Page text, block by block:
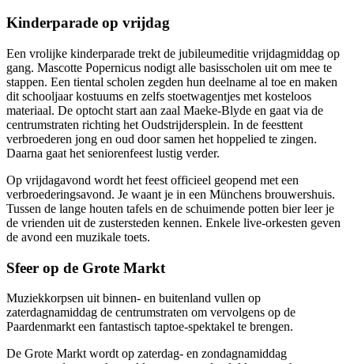
Kinderparade op vrijdag
Een vrolijke kinderparade trekt de jubileumeditie vrijdagmiddag op
gang. Mascotte Popernicus nodigt alle basisscholen uit om mee te
stappen. Een tiental scholen zegden hun deelname al toe en maken
dit schooljaar kostuums en zelfs stoetwagentjes met kosteloos
materiaal. De optocht start aan zaal Maeke-Blyde en gaat via de
centrumstraten richting het Oudstrijdersplein. In de feesttent
verbroederen jong en oud door samen het hoppelied te zingen.
Daarna gaat het seniorenfeest lustig verder.
Op vrijdagavond wordt het feest officieel geopend met een
verbroederingsavond. Je waant je in een Münchens brouwershuis.
Tussen de lange houten tafels en de schuimende potten bier leer je
de vrienden uit de zustersteden kennen. Enkele live-orkesten geven
de avond een muzikale toets.
Sfeer op de Grote Markt
Muziekkorpsen uit binnen- en buitenland vullen op
zaterdagnamiddag de centrumstraten om vervolgens op de
Paardenmarkt een fantastisch taptoe-spektakel te brengen.
De Grote Markt wordt op zaterdag- en zondagnamiddag